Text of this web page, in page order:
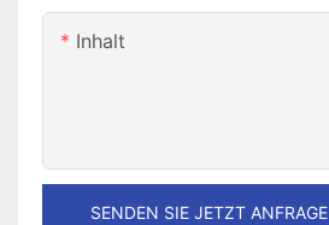
Inhalt
SENDEN SIE JETZT ANFRAGE